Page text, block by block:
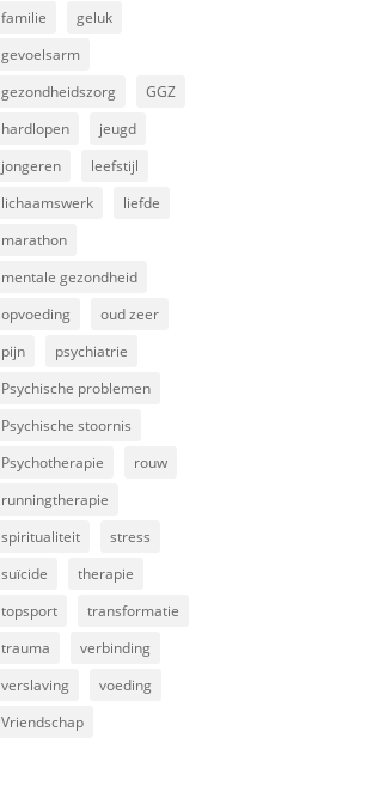
familie
geluk
gevoelsarm
gezondheidszorg
GGZ
hardlopen
jeugd
jongeren
leefstijl
lichaamswerk
liefde
marathon
mentale gezondheid
opvoeding
oud zeer
pijn
psychiatrie
Psychische problemen
Psychische stoornis
Psychotherapie
rouw
runningtherapie
spiritualiteit
stress
suïcide
therapie
topsport
transformatie
trauma
verbinding
verslaving
voeding
Vriendschap